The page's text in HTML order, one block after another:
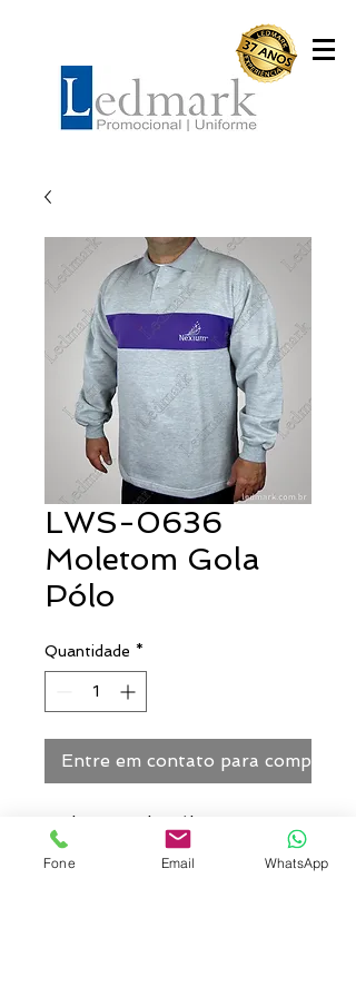
LWS-0636
Moletom Gola
Pólo
Quantidade *
Entre em contato para comprar
Moletom Gola Pólo, com
punhos, com ou sem bolso.
Fone Email WhatsApp